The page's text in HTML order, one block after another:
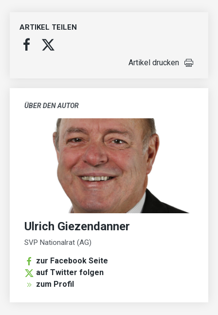
ARTIKEL TEILEN
Artikel drucken
ÜBER DEN AUTOR
Ulrich Giezendanner
SVP Nationalrat (AG)
zur Facebook Seite
auf Twitter folgen
zum Profil